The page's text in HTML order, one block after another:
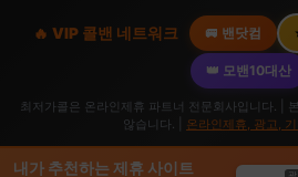
🔥 VIP 콜밴 네트워크 🚐 밴닷컴
👑 모밴10대산
최저가콜은 온라인제휴 파트너 전문회사입니다. |
않습니다. | 온라인제휴, 광고,
내가 추천하는 제휴 사이트